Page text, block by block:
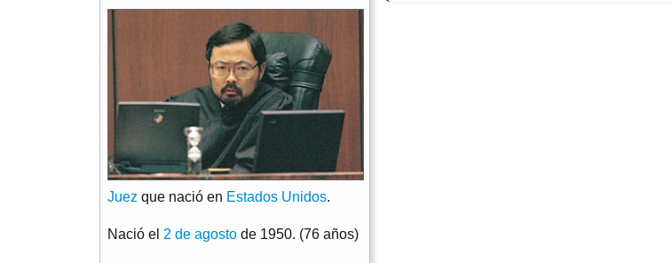
Juez que nació en Estados Unidos.
Nació el 2 de agosto de 1950. (76 años)